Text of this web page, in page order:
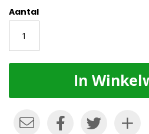
Aantal
In